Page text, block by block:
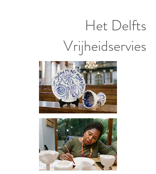
Het Delfts
Vrijheidservies